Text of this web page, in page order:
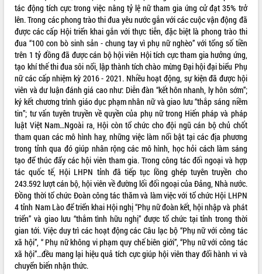
Hôm nay: 39382
Tất cả: 66084705
tác động tích cực trong việc nâng tỷ lệ nữ tham gia ứng cử đạt 35% trở
lên. Trong các phong trào thi đua yêu nước gắn với các cuộc vận động đã
được các cấp Hội triển khai gắn với thực tiễn, đặc biệt là phong trào thi
đua “100 con bò sinh sản - chung tay vì phụ nữ nghèo” với tổng số tiền
trên 1 tỷ đồng đã được cán bộ hội viên Hội tích cực tham gia hưởng ứng,
tạo khí thế thi đua sôi nổi, lập thành tích chào mừng Đại hội đại biểu Phụ
nữ các cấp nhiệm kỳ 2016 - 2021. Nhiều hoạt động, sự kiện đã được hội
viên và dư luận đánh giá cao như: Diễn đàn “kết hôn nhanh, ly hôn sớm”;
ký kết chương trình giáo dục phạm nhân nữ và giao lưu “thắp sáng niềm
tin”; tư vấn tuyên truyền về quyền của phụ nữ trong Hiến pháp và pháp
luật Việt Nam…Ngoài ra, Hội còn tổ chức cho đội ngũ cán bộ chủ chốt
tham quan các mô hình hay, những việc làm nổi bật tại các địa phương
trong tỉnh qua đó giúp nhân rộng các mô hình, học hỏi cách làm sáng
tạo để thúc đẩy các hội viên tham gia. Trong công tác đối ngoại và hợp
tác quốc tế, Hội LHPN tỉnh đã tiếp tục lồng ghép tuyên truyền cho
243.592 lượt cán bộ, hội viên về đường lối đối ngoại của Đảng, Nhà nước.
Đồng thời tổ chức Đoàn công tác thăm và làm việc với tổ chức Hội LHPN
4 tỉnh Nam Lào để triển khai Hội nghị “Phụ nữ đoàn kết, hội nhập và phát
triển” và giao lưu “thắm tình hữu nghị” được tổ chức tại tỉnh trong thời
gian tới. Việc duy trì các hoạt động các Câu lạc bộ “Phụ nữ với công tác
xã hội”, “ Phụ nữ không vi phạm quy chế biên giới”, “Phụ nữ với công tác
xã hội”…đều mang lại hiệu quả tích cực giúp hội viên thay đổi hành vi và
chuyển biến nhận thức.